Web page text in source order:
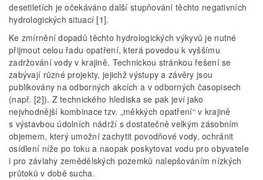
desetiletích je očekáváno další stupňování těchto negativních
hydrologických situací [1].
Ke zmírnění dopadů těchto hydrologických výkyvů je nutné
přijmout celou řadu opatření, která povedou k vyššímu
zadržování vody v krajině. Technickou stránkou řešení se
zabývají různé projekty, jejichž výstupy a závěry jsou
publikovány na odborných akcích a v odborných časopisech
(např. [2]). Z technického hlediska se pak jeví jako
nejvhodnější kombinace tzv. „měkkých opatření“ v krajině
s výstavbou údolních nádrží s dostatečně velkým zásobním
objemem, který umožní zachytit povodňové vody, ochránit
osídlení níže po toku a naopak poskytovat vodu pro obyvatele
i pro závlahy zemědělských pozemků nalepšováním nízkých
průtoků v době sucha.